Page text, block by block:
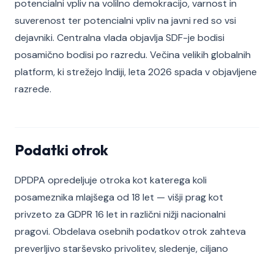
potencialni vpliv na volilno demokracijo, varnost in
suverenost ter potencialni vpliv na javni red so vsi
dejavniki. Centralna vlada objavlja SDF-je bodisi
posamično bodisi po razredu. Večina velikih globalnih
platform, ki strežejo Indiji, leta 2026 spada v objavljene
razrede.
Podatki otrok
DPDPA opredeljuje otroka kot katerega koli
posameznika mlajšega od 18 let — višji prag kot
privzeto za GDPR 16 let in različni nižji nacionalni
pragovi. Obdelava osebnih podatkov otrok zahteva
preverljivo starševsko privolitev, sledenje, ciljano